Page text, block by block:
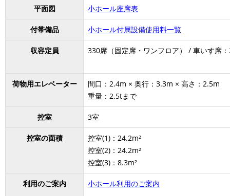
平面図 小ホール座席表
付帯備品 小ホール付属設備使用料一覧
収容定員 330席（固定席・ワンフロア） / 車いす席
荷物用エレベーター
間口：2.4m × 奥行：3.3m × 高さ：2.5m
重量：2.5tまで
控室 3室
控室の面積
控室(1)：24.2m²
控室(2)：24.2m²
控室(3)：8.3m²
利用のご案内 小ホール利用のご案内